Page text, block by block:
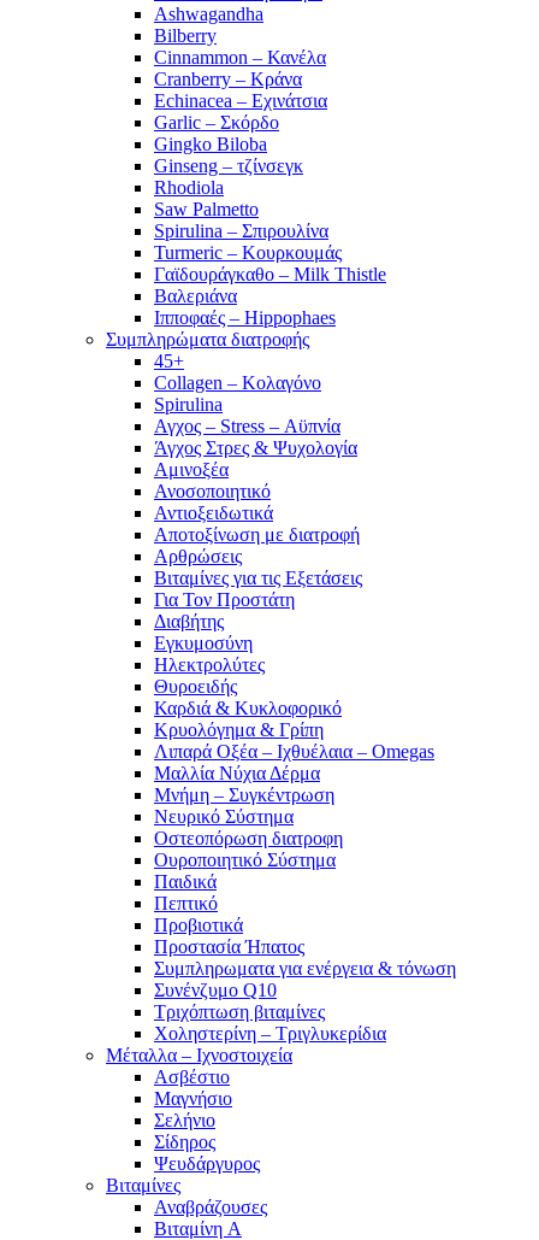
Ashwagandha
Bilberry
Cinnammon – Κανέλα
Cranberry – Κράνα
Echinacea – Εχινάτσια
Garlic – Σκόρδο
Gingko Biloba
Ginseng – τζίνσεγκ
Rhodiola
Saw Palmetto
Spirulina – Σπιρουλίνα
Turmeric – Κουρκουμάς
Γαϊδουράγκαθο – Milk Thistle
Βαλεριάνα
Ιπποφαές – Hippophaes
Συμπληρώματα διατροφής
45+
Collagen – Κολαγόνο
Spirulina
Αγχος – Stress – Αϋπνία
Άγχος Στρες & Ψυχολογία
Αμινοξέα
Ανοσοποιητικό
Αντιοξειδωτικά
Αποτοξίνωση με διατροφή
Αρθρώσεις
Βιταμίνες για τις Εξετάσεις
Για Τον Προστάτη
Διαβήτης
Εγκυμοσύνη
Ηλεκτρολύτες
Θυροειδής
Καρδιά & Κυκλοφορικό
Κρυολόγημα & Γρίπη
Λιπαρά Οξέα – Ιχθυέλαια – Omegas
Μαλλία Νύχια Δέρμα
Μνήμη – Συγκέντρωση
Νευρικό Σύστημα
Οστεοπόρωση διατροφη
Ουροποιητικό Σύστημα
Παιδικά
Πεπτικό
Προβιοτικά
Προστασία Ήπατος
Συμπληρωματα για ενέργεια & τόνωση
Συνένζυμο Q10
Τριχόπτωση βιταμίνες
Χοληστερίνη – Τριγλυκερίδια
Μέταλλα – Ιχνοστοιχεία
Ασβέστιο
Μαγνήσιο
Σελήνιο
Σίδηρος
Ψευδάργυρος
Βιταμίνες
Αναβράζουσες
Βιταμίνη A